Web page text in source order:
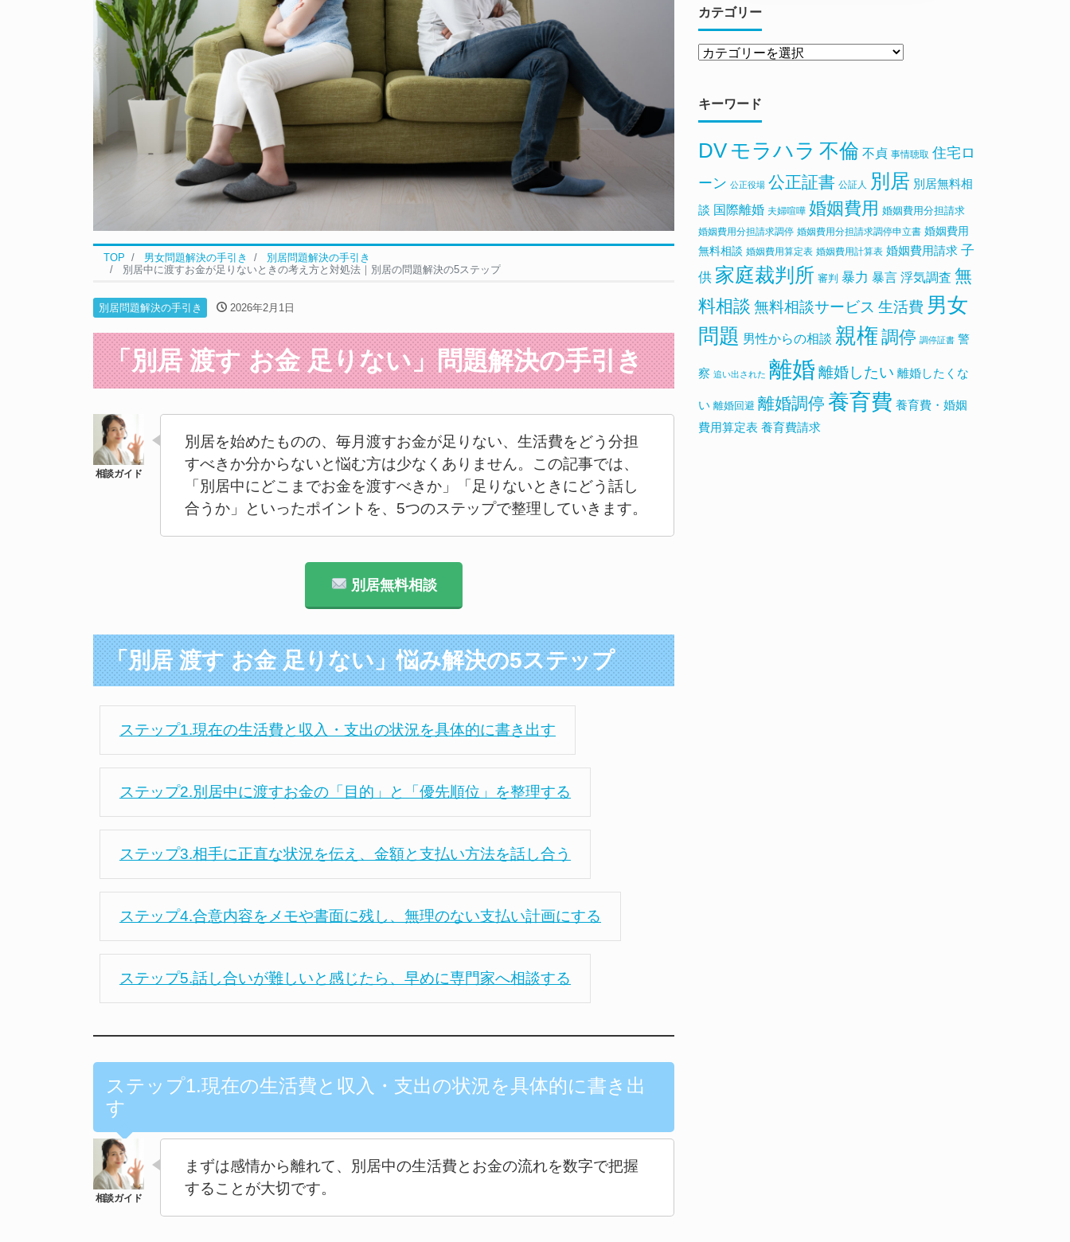
TOP 男女問題解決の手引き
別居問題解決の手引き
別居中に渡すお金が足りないときの考え方と対処法｜別居の問題解決の5ステップ
別居問題解決の手引き 2026年2月1日
「別居 渡す お金 足りない」問題解決の手引き
別居を始めたものの、毎月渡すお金が足りない、生活費をどう分担
すべきか分からないと悩む方は少なくありません。この記事では、
「別居中にどこまでお金を渡すべきか」「足りないときにどう話し
合うか」といったポイントを、5つのステップで整理していきます。
別居無料相談
「別居 渡す お金 足りない」悩み解決の5ステップ
ステップ1.現在の生活費と収入・支出の状況を具体的に書き出す
ステップ2.別居中に渡すお金の「目的」と「優先順位」を整理する
ステップ3.相手に正直な状況を伝え、金額と支払い方法を話し合う
ステップ4.合意内容をメモや書面に残し、無理のない支払い計画にする
ステップ5.話し合いが難しいと感じたら、早めに専門家へ相談する
ステップ1.現在の生活費と収入・支出の状況を具体的に書き出
す
まずは感情から離れて、別居中の生活費とお金の流れを数字で把握
することが大切です。
カテゴリー
キーワード
DV モラハラ 不倫 不貞 事情聴取 住宅ロ
ーン 公正役場 公正証書 公証人 別居 別居無料相
談 国際離婚 夫婦喧嘩 婚姻費用 婚姻費用分担請求
婚姻費用分担請求調停 婚姻費用分担請求調停申立書 婚姻費用
無料相談 婚姻費用算定表 婚姻費用計算表 婚姻費用請求 子
供 家庭裁判所 審判 暴力 暴言 浮気調査 無
料相談 無料相談サービス 生活費 男女
問題 男性からの相談 親権 調停 調停証書 警
察 追い出された 離婚 離婚したい 離婚したくな
い 離婚回避 離婚調停 養育費 養育費・婚姻
費用算定表 養育費請求